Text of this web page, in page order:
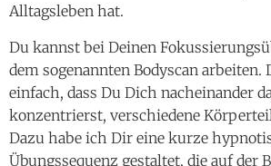
Alltagsleben hat.
Du kannst bei Deinen
dem sogenannten Bodyscan arbeiten.
einfach, dass Du Dich nacheinander
konzentrierst, verschiedene
Dazu habe ich Dir eine kurze
Übungssequenz gestaltet, die auf der